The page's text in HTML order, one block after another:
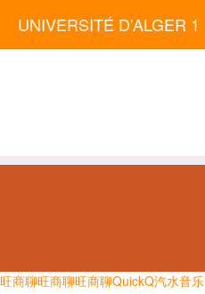
UNIVERSITÉ D'ALGER 1
旺商聊旺商聊旺商聊QuickQ汽水音乐